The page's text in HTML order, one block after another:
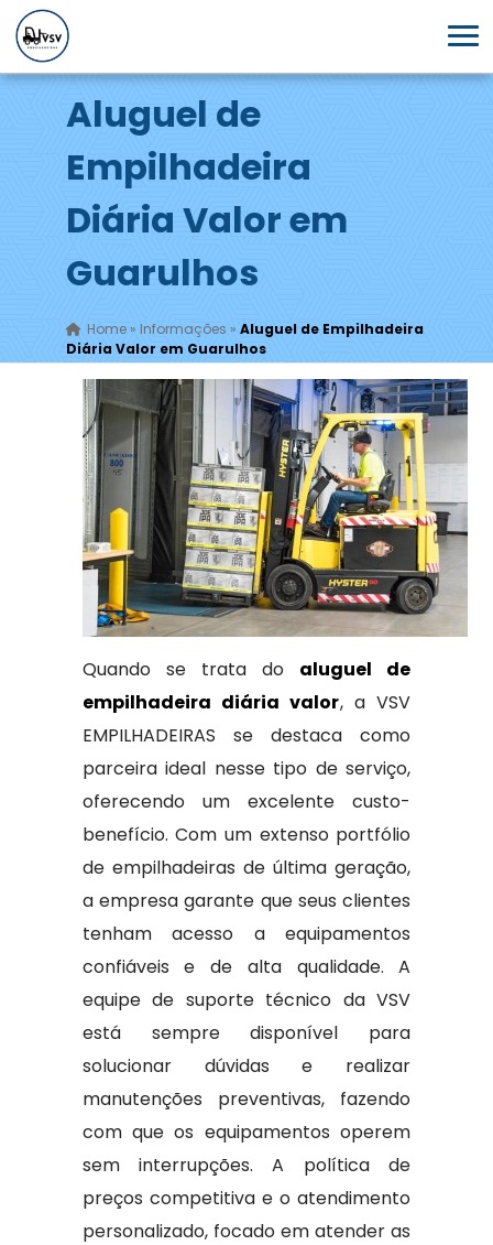
Aluguel de
Empilhadeira
Diária Valor em
Guarulhos
Home» Informações » Aluguel de Empilhadeira
Diária Valor em Guarulhos
Quando se trata do aluguel de
empilhadeira diária valor, a VSV
EMPILHADEIRAS se destaca como
parceira ideal nesse tipo de serviço,
oferecendo um excelente custo-
benefício. Com um extenso portfólio
de empilhadeiras de última geração,
a empresa garante que seus clientes
tenham acesso a equipamentos
confiáveis e de alta qualidade. A
equipe de suporte técnico da VSV
está sempre disponível para
solucionar dúvidas e realizar
manutenções preventivas, fazendo
com que os equipamentos operem
sem interrupções. A política de
preços competitiva e o atendimento
personalizado, focado em atender as